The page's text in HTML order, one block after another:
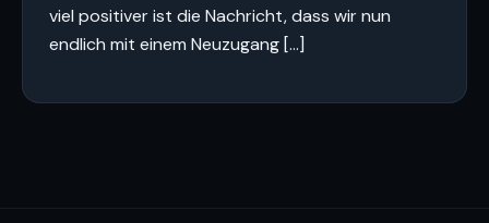
viel positiver ist die Nachricht, dass wir nun
endlich mit einem Neuzugang […]